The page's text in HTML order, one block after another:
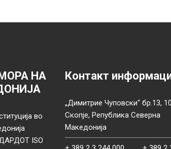
НА
во
ISO
Контакт
„Димитрие Чуповски“ бр.13,
Скопје, Република Северна
Македонија